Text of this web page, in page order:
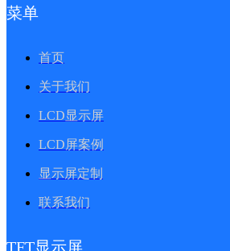
菜单
首页
关于我们
LCD显示屏
LCD屏案例
显示屏定制
联系我们
TFT显示屏